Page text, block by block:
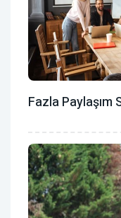
Fazla Paylaşım